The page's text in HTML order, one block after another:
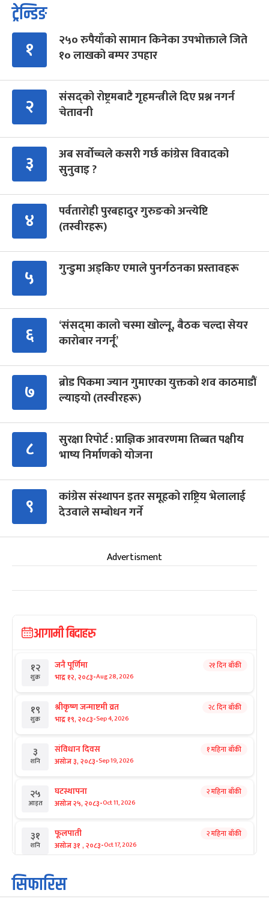
ट्रेन्डिङ
१
२५० रुपैयाँको सामान किनेका उपभोक्ताले जिते
१० लाखको बम्पर उपहार
२
संसद्को रोष्ट्रमबाटै गृहमन्त्रीले दिए प्रश्न नगर्न
चेतावनी
३
अब सर्वोच्चले कसरी गर्छ कांग्रेस विवादको
सुनुवाइ ?
४
पर्वतारोही पुरबहादुर गुरुङको अन्त्येष्टि
(तस्वीरहरू)
५ गुन्डुमा अड्किए एमाले पुनर्गठनका प्रस्तावहरू
६
‘संसद्‍मा कालो चस्मा खोल्नू, बैठक चल्दा सेयर
कारोबार नगर्नू’
७
ब्रोड पिकमा ज्यान गुमाएका युक्तको शव काठमाडौं
ल्याइयो (तस्वीरहरू)
८
सुरक्षा रिपोर्ट : प्राज्ञिक आवरणमा तिब्बत पक्षीय
भाष्य निर्माणको योजना
९
कांग्रेस संस्थापन इतर समूहको राष्ट्रिय भेलालाई
देउवाले सम्बोधन गर्ने
Advertisment
आगामी बिदाहरु
१२
शुक्र
जनै पूर्णिमा
भाद्र १२, २०८३-Aug 28, 2026
२१ दिन बाँकी
१९
शुक्र
श्रीकृष्ण जन्माष्टमी व्रत
भाद्र १९, २०८३-Sep 4, 2026
२८ दिन बाँकी
३
शनि
संविधान दिवस
असोज ३, २०८३-Sep 19, 2026
१ महिना बाँकी
२५
आइत
घटस्थापना
असोज २५, २०८३-Oct 11, 2026
२ महिना बाँकी
३१
शनि
फूलपाती
असोज ३१ , २०८३-Oct 17, 2026
२ महिना बाँकी
१
आइत
कार्तिक सङ्क्रान्ति
कार्तिक १, २०८३
सिफारिस